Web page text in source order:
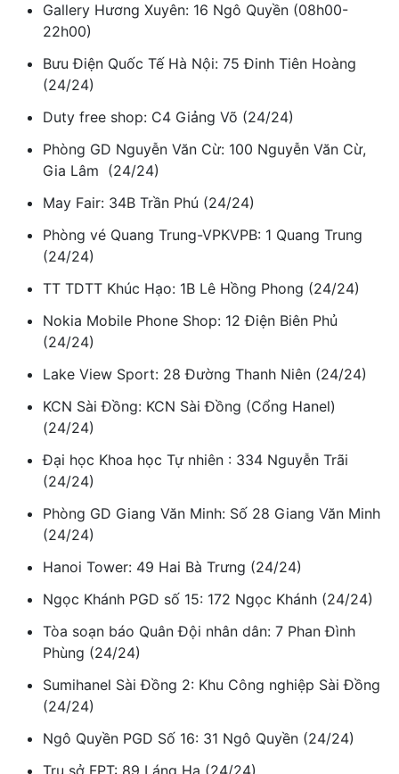
Gallery Hương Xuyên: 16 Ngô Quyền (08h00-
22h00)
Bưu Điện Quốc Tế Hà Nội: 75 Đinh Tiên Hoàng
(24/24)
Duty free shop: C4 Giảng Võ (24/24)
Phòng GD Nguyễn Văn Cừ: 100 Nguyễn Văn Cừ,
Gia Lâm (24/24)
May Fair: 34B Trần Phú (24/24)
Phòng vé Quang Trung-VPKVPB: 1 Quang Trung
(24/24)
TT TDTT Khúc Hạo: 1B Lê Hồng Phong (24/24)
Nokia Mobile Phone Shop: 12 Điện Biên Phủ
(24/24)
Lake View Sport: 28 Đường Thanh Niên (24/24)
KCN Sài Đồng: KCN Sài Đồng (Cổng Hanel)
(24/24)
Đại học Khoa học Tự nhiên : 334 Nguyễn Trãi
(24/24)
Phòng GD Giang Văn Minh: Số 28 Giang Văn Minh
(24/24)
Hanoi Tower: 49 Hai Bà Trưng (24/24)
Ngọc Khánh PGD số 15: 172 Ngọc Khánh (24/24)
Tòa soạn báo Quân Đội nhân dân: 7 Phan Đình
Phùng (24/24)
Sumihanel Sài Đồng 2: Khu Công nghiệp Sài Đồng
(24/24)
Ngô Quyền PGD Số 16: 31 Ngô Quyền (24/24)
Trụ sở FPT: 89 Láng Hạ (24/24)